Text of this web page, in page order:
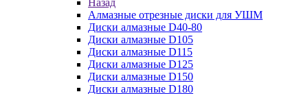
Назад
Алмазные отрезные диски для УШМ
Диски алмазные D40-80
Диски алмазные D105
Диски алмазные D115
Диски алмазные D125
Диски алмазные D150
Диски алмазные D180